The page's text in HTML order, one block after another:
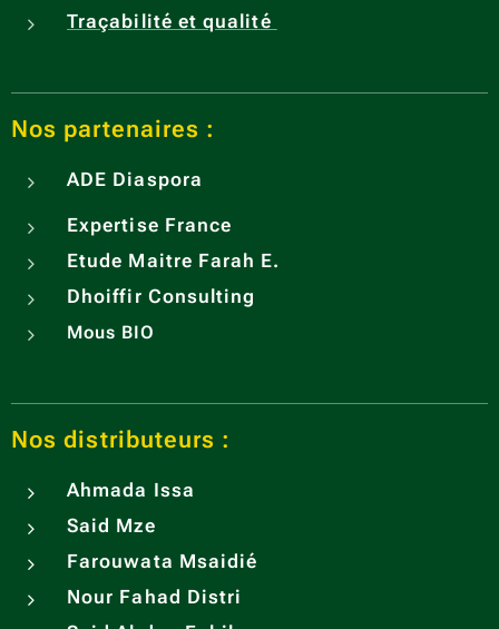
Traçabilité et qualité
Nos partenaires :
ADE Diaspora
Expertise France
Etude Maitre Farah E.
Dhoiffir Consulting
Mous BIO
Nos distributeurs :
Ahmada Issa
Said Mze
Farouwata Msaidié
Nour Fahad Distri